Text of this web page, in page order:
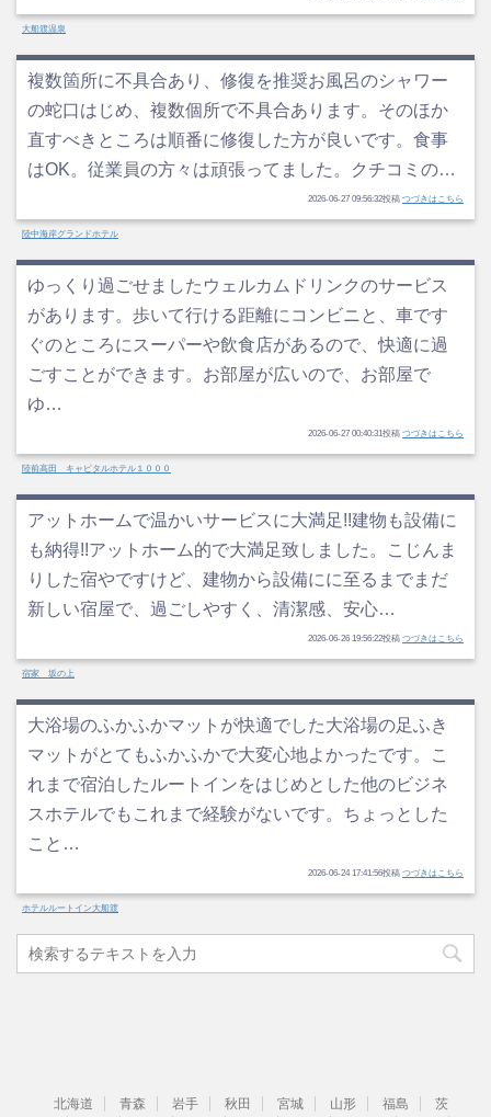
大船渡温泉
複数箇所に不具合あり、修復を推奨お風呂のシャワー
の蛇口はじめ、複数個所で不具合あります。そのほか
直すべきところは順番に修復した方が良いです。食事
はOK。従業員の方々は頑張ってました。クチコミの…
2026-06-27 09:56:32投稿 つづきはこちら
陸中海岸グランドホテル
ゆっくり過ごせましたウェルカムドリンクのサービス
があります。歩いて行ける距離にコンビニと、車です
ぐのところにスーパーや飲食店があるので、快適に過
ごすことができます。お部屋が広いので、お部屋で
ゆ…
2026-06-27 00:40:31投稿 つづきはこちら
陸前高田 キャピタルホテル１０００
アットホームで温かいサービスに大満足!!建物も設備に
も納得!!アットホーム的で大満足致しました。こじんま
りした宿やですけど、建物から設備にに至るまでまだ
新しい宿屋で、過ごしやすく、清潔感、安心…
2026-06-26 19:56:22投稿 つづきはこちら
宿家 坂の上
大浴場のふかふかマットが快適でした大浴場の足ふき
マットがとてもふかふかで大変心地よかったです。こ
れまで宿泊したルートインをはじめとした他のビジネ
スホテルでもこれまで経験がないです。ちょっとした
こと…
2026-06-24 17:41:56投稿 つづきはこちら
ホテルルートイン大船渡
北海道 青森 岩手 秋田 宮城 山形 福島
茨